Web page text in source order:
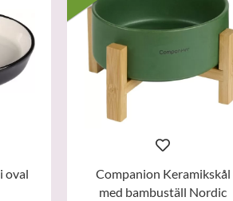
oval
Companion Keramikskål
med bambuställ Nordic